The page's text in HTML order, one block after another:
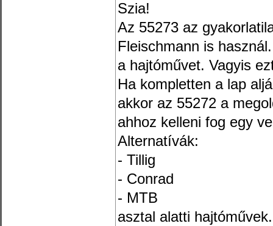
Szia!
Az 55273 az
Fleischmann is
a hajtóművet. Vagyis
Ha kompletten a lap
akkor az 55272 a
ahhoz kelleni fog egy
Alternatívák:
- Tillig
- Conrad
- MTB
asztal alatti hajtóművek.